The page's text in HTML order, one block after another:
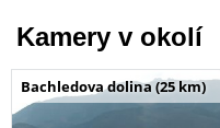
Kamery v okolí
Bachledova dolina (25 km)